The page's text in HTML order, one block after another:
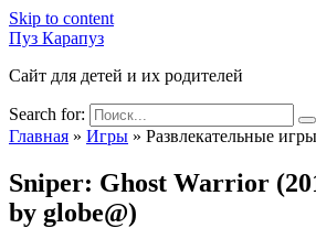
Skip to content
Пуз Карапуз
Сайт для детей и их родителей
Search for:
Главная » Игры » Развлекательные
Sniper: Ghost Warrior
by globe@)